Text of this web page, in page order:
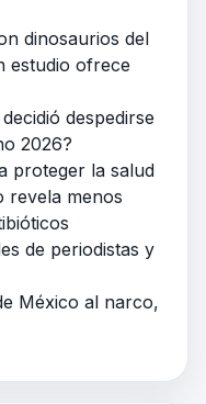
dinosaurios del
estudio ofrece
despedirse
2026?
proteger la salud
revela menos
de periodistas y
México al narco,